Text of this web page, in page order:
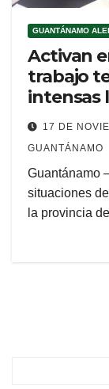
GUANTÁNAMO
Activan
trabajo
intensas
17 DE
GUANTÁNAMO
Guantánamo
situaciones
la provincia